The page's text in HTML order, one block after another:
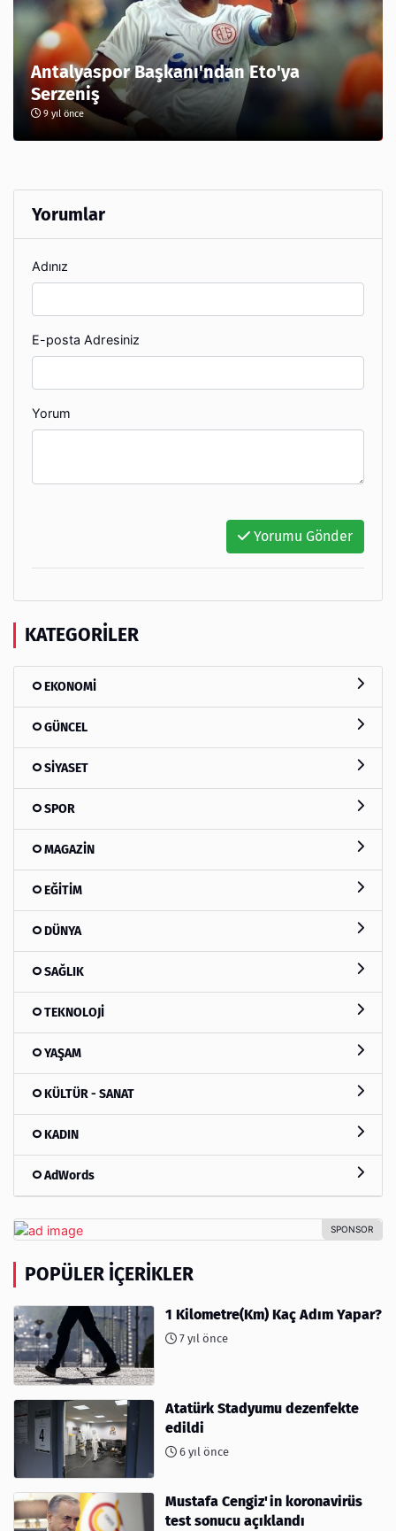
Antalyaspor Başkanı'ndan Eto'ya
Serzeniş
9 yıl önce
Yorumlar
Adınız
E-posta Adresiniz
Yorum
Yorumu Gönder
KATEGORILER
EKONOMİ
GÜNCEL
SİYASET
SPOR
MAGAZİN
EĞİTİM
DÜNYA
SAĞLIK
TEKNOLOJİ
YAŞAM
KÜLTÜR - SANAT
KADIN
AdWords
POPÜLER İÇERIKLER
1 Kilometre(Km) Kaç Adım Yapar?
7 yıl önce
Atatürk Stadyumu dezenfekte
edildi
6 yıl önce
Mustafa Cengiz'in koronavirüs
test sonucu açıklandı